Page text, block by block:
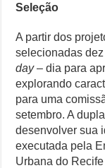
Seleção
A partir dos
selecionadas
day– dia para
explorando
para uma
setembro. A
desenvolver sua
executada pela
Urbana do